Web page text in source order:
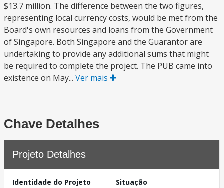
$13.7 million. The difference between the two figures,
representing local currency costs, would be met from the
Board's own resources and loans from the Government
of Singapore. Both Singapore and the Guarantor are
undertaking to provide any additional sums that might
be required to complete the project. The PUB came into
existence on May... Ver mais
Chave Detalhes
Projeto Detalhes
Identidade do Projeto
Situação